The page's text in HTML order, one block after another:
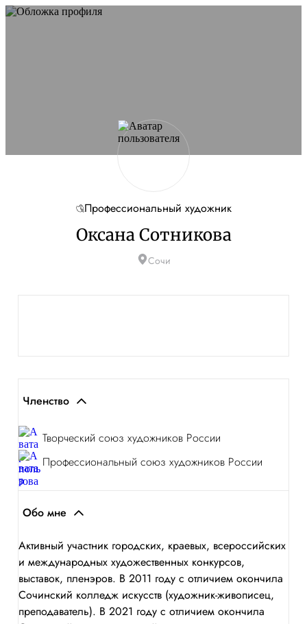
Профессиональный художник
Оксана Сотникова
Сочи
Членство
Творческий союз художников России
Профессиональный союз художников России
Обо мне
Активный участник городских, краевых, всероссийских
и международных художественных конкурсов,
выставок, пленэров. В 2011 году с отличием окончила
Сочинский колледж искусств (художник-живописец,
преподаватель). В 2021 году с отличием окончила